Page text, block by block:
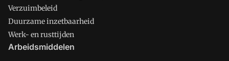
Verzuimbeleid
Duurzame inzetbaarheid
Werk- en rusttijden
Arbeidsmiddelen